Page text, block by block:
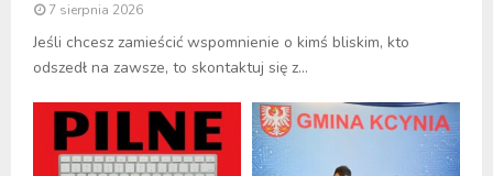
7 sierpnia 2026
Jeśli chcesz zamieścić wspomnienie o kimś bliskim, kto
odszedł na zawsze, to skontaktuj się z...